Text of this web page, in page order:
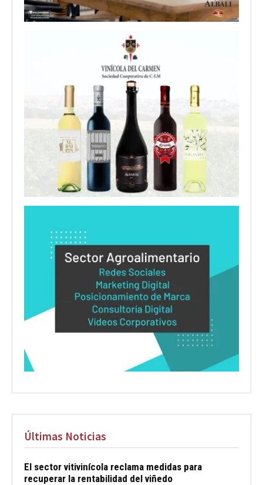
Últimas Noticias
El sector vitivinícola reclama medidas para
recuperar la rentabilidad del viñedo